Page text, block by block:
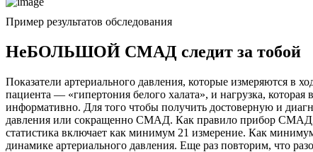
Пример результатов обследования
НеБОЛЬШОЙ СМАД следит за тобой
Показатели артериального давления, которые измеряются в
пациента — «гипертония белого халата», и нагрузка,
информативно. Для того чтобы получить достоверную и
давления или сокращенно СМАД. Как правило прибор СМАД,
статистика включает как минимум 21 измерение. Как
динамике артериального давления. Еще раз повторим, что